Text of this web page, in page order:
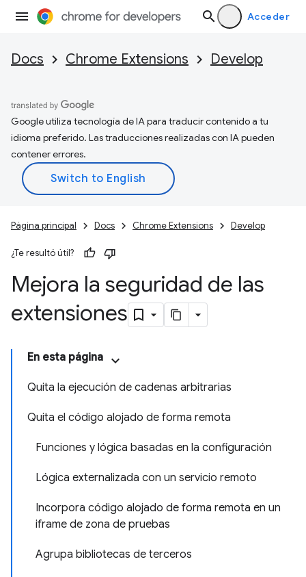
Acceder
Docs Chrome Extensions Develop
Google utiliza tecnología de IA para traducir contenido a tu
idioma preferido. Las traducciones realizadas con IA pueden
contener errores.
Página principal Docs Chrome Extensions Develop
¿Te resultó útil?
Mejora la seguridad de las
extensiones
En esta página
Quita la ejecución de cadenas arbitrarias
Quita el código alojado de forma remota
Funciones y lógica basadas en la configuración
Lógica externalizada con un servicio remoto
Incorpora código alojado de forma remota en un
iframe de zona de pruebas
Agrupa bibliotecas de terceros